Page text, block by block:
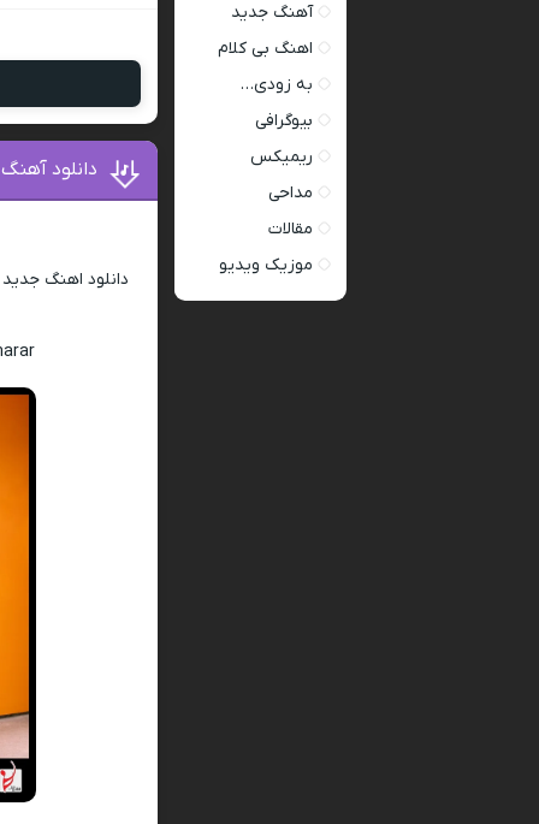
دانلود
دانلود اهنگ جدید
آهنگ جدید
اهنگ بی کلام
به زودی…
بیوگرافی
ریمیکس
مداحی
مقالات
موزیک ویدیو